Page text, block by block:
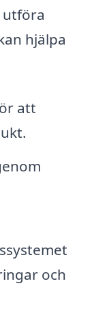
utföra
hjälpa
att
och